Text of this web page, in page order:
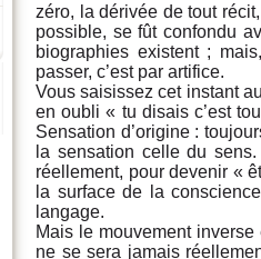
zéro, la dérivée de tout
possible, se fût confondu
biographies existent ;
passer, c’est par artifice.
Vous saisissez cet instant
en oubli « tu disais c’est
Sensation d’origine :
la sensation celle du
réellement, pour devenir «
la surface de la
langage.
Mais le mouvement
ne se sera jamais